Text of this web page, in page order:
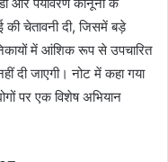
की चेतावनी दी, जिसमें बड़े
में आंशिक रूप से उपचारित
दी जाएगी। नोट में कहा गया
पर एक विशेष अभियान